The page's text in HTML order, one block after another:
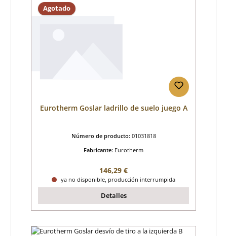
Agotado
Eurotherm Goslar ladrillo de suelo juego A
Número de producto: 01031818
Fabricante: Eurotherm
Precio normal:
146,29 €
ya no disponible, producción interrumpida
Detalles